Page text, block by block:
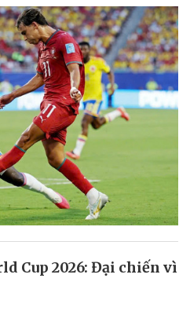
Cup 2026: Đại chiến vì